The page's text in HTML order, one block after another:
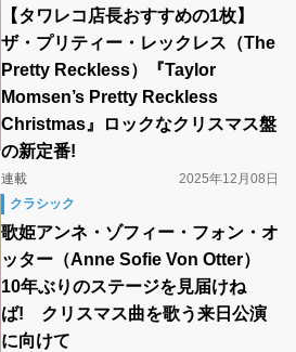
‎【タワレコ店長おすすめの1枚】
ザ・プリティー・レックレス（The
Pretty Reckless）『Taylor
Momsen’s Pretty Reckless
Christmas』ロックなクリスマス盤
の新定番!
連載
2025年12月08日
クラシック
歌姫アンネ・ゾフィー・フォン・オ
ッター（Anne Sofie Von Otter）
10年ぶりのステージを見届けね
ば! クリスマス曲を歌う来日公演
に向けて